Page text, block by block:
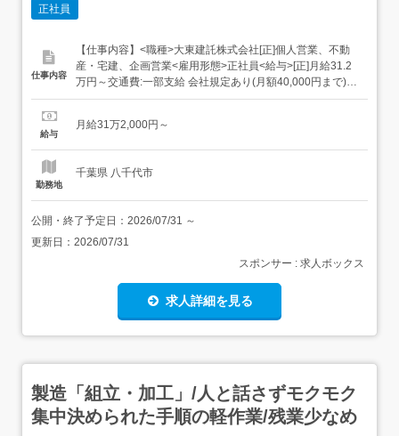
正社員
仕事内容
【仕事内容】<職種>大東建託株式会社[正]個人営業、不動
産・宅建、企画営業<雇用形態>正社員<給与>[正]月給31.2
万円～交通費:一部支給 会社規定あり(月額40,000円まで)
[正]には、固定残業代:65,000円/35時間相当分が含まれま
いします。<給与>月給+諸手当+歩合給 歩合給は実績(契約
給与
月給31万2,000円～
勤務地
千葉県 八千代市
公開・終了予定日： 2026/07/31 ～
更新日： 2026/07/31
スポンサー : 求人ボックス
求人詳細を見る
製造「組立・加工」/人と話さずモクモク
集中決められた手順の軽作業/残業少なめ